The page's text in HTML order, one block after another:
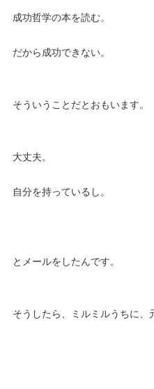
成功哲学の本を読む。
だから成功できない。
そういうことだとおもいます。
大丈夫。
自分を持っているし。
とメールをしたんです。
そうしたら、ミルミルうちに、